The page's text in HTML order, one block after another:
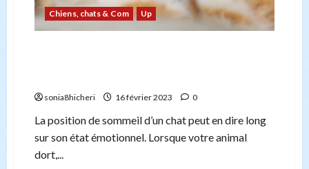
Chiens, chats & Com Up
sonia8hicheri 16 février 2023 0
La position de sommeil d’un chat peut en dire long
sur son état émotionnel. Lorsque votre animal
dort,...